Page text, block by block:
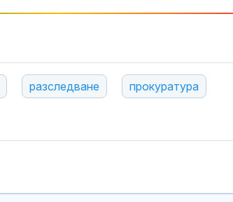
разследване прокуратура